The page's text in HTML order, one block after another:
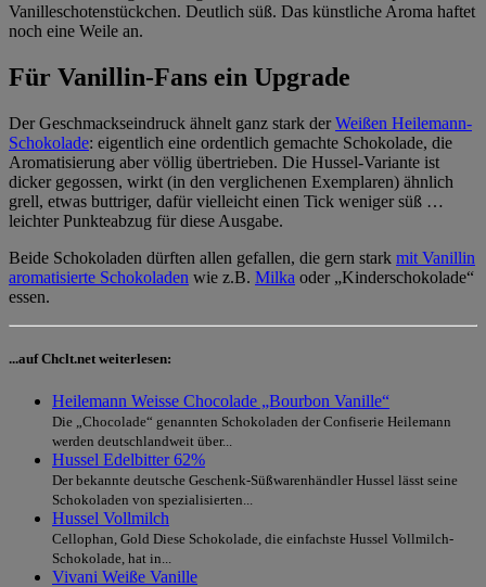
Vanilleschotenstückchen. Deutlich süß. Das künstliche Aroma haftet
noch eine Weile an.
Für Vanillin-Fans ein Upgrade
Der Geschmackseindruck ähnelt ganz stark derWeißen Heilemann-
Schokolade: eigentlich eine ordentlich gemachte Schokolade, die
Aromatisierung aber völlig übertrieben. Die Hussel-Variante ist
dicker gegossen, wirkt (in den verglichenen Exemplaren) ähnlich
grell, etwas buttriger, dafür vielleicht einen Tick weniger süß …
leichter Punkteabzug für diese Ausgabe.
Beide Schokoladen dürften allen gefallen, die gern stark mit Vanillin
aromatisierte Schokoladen wie z.B. Milka oder „Kinderschokolade“
essen.
...auf Chclt.net weiterlesen:
Heilemann Weisse Chocolade „Bourbon Vanille“
Die „Chocolade“ genannten Schokoladen der Confiserie Heilemann
werden deutschlandweit über...
Hussel Edelbitter 62%
Der bekannte deutsche Geschenk-Süßwarenhändler Hussel lässt seine
Schokoladen von spezialisierten...
Hussel Vollmilch
Cellophan, Gold Diese Schokolade, die einfachste Hussel Vollmilch-
Schokolade, hat in...
Vivani Weiße Vanille